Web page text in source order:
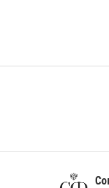
Совет